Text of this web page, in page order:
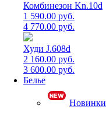
Комбинезон Kn.10d
1 590.00 руб.
4 770.00 руб.
Худи J.608d
2 160.00 руб.
3 600.00 руб.
Белье
Новинки